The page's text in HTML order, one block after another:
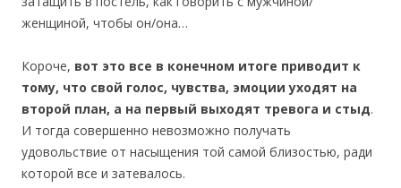
женщиной, чтобы он/она…
Короче, вот это все в конечном итоге приводит к
тому, что свой голос, чувства, эмоции уходят на
второй план, а на первый выходят тревога и стыд.
И тогда совершенно невозможно получать
удовольствие от насыщения той самой близостью, ради
которой все и затевалось.